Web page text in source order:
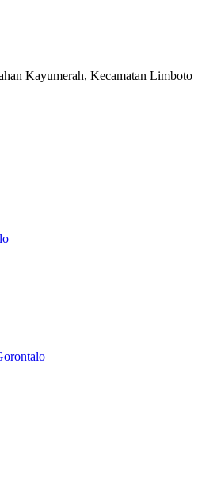
Kayumerah, Kecamatan Limboto